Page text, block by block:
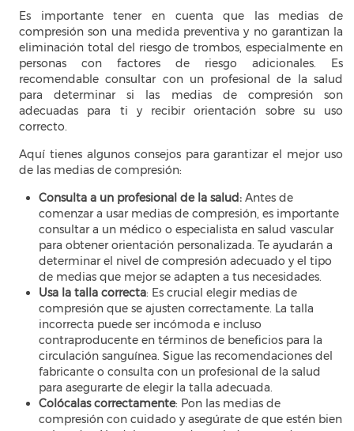
Es importante tener en cuenta que las medias de
compresión son una medida preventiva y no garantizan la
eliminación total del riesgo de trombos, especialmente en
personas con factores de riesgo adicionales. Es
recomendable consultar con un profesional de la salud
para determinar si las medias de compresión son
adecuadas para ti y recibir orientación sobre su uso
correcto.
Aquí tienes algunos consejos para garantizar el mejor uso
de las medias de compresión:
Consulta a un profesional de la salud: Antes de
comenzar a usar medias de compresión, es importante
consultar a un médico o especialista en salud vascular
para obtener orientación personalizada. Te ayudarán a
determinar el nivel de compresión adecuado y el tipo
de medias que mejor se adapten a tus necesidades.
Usa la talla correcta: Es crucial elegir medias de
compresión que se ajusten correctamente. La talla
incorrecta puede ser incómoda e incluso
contraproducente en términos de beneficios para la
circulación sanguínea. Sigue las recomendaciones del
fabricante o consulta con un profesional de la salud
para asegurarte de elegir la talla adecuada.
Colócalas correctamente: Pon las medias de
compresión con cuidado y asegúrate de que estén bien